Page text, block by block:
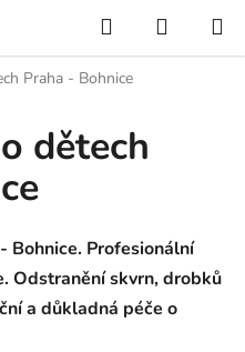
Hledat
KOŠÍK
Praha - Bohnice
dětech
Bohnice. Profesionální
Odstranění skvrn, drobků
a důkladná péče o